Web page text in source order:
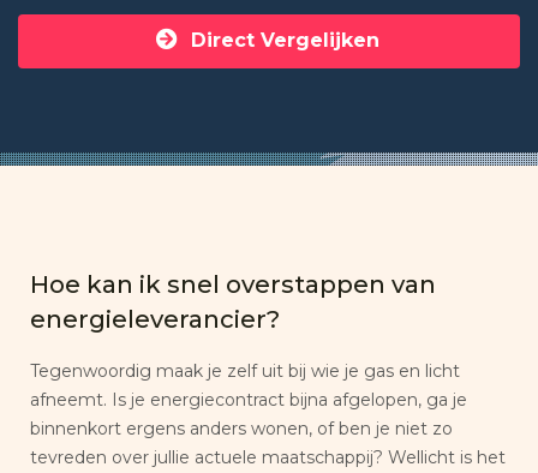
Direct Vergelijken
Hoe kan ik snel overstappen van
energieleverancier?
Tegenwoordig maak je zelf uit bij wie je gas en licht
afneemt. Is je energiecontract bijna afgelopen, ga je
binnenkort ergens anders wonen, of ben je niet zo
tevreden over jullie actuele maatschappij? Wellicht is het